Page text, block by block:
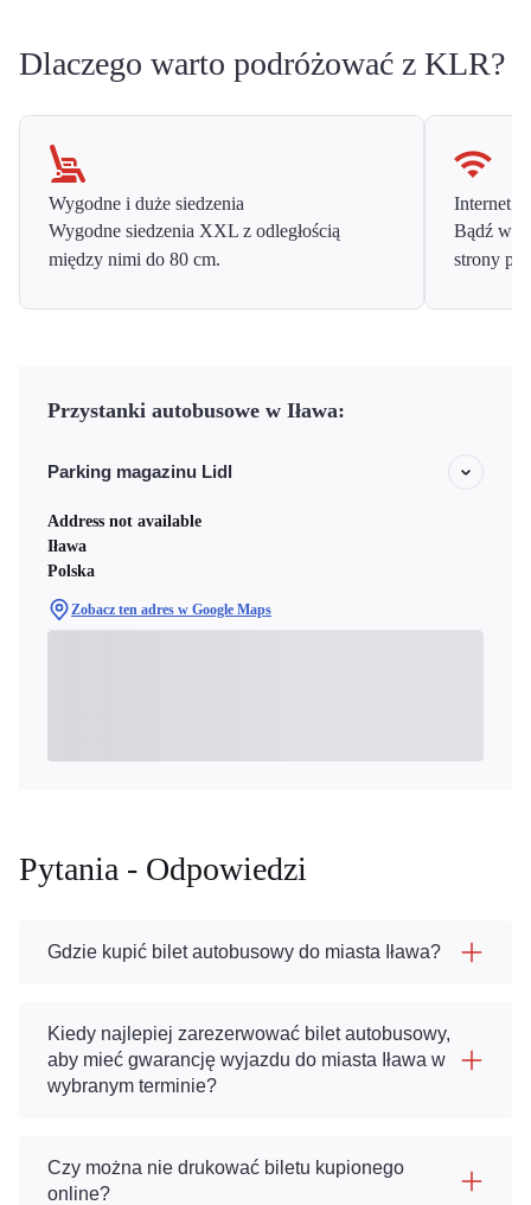
Dlaczego warto podróżować z KLR?
Wygodne i duże siedzenia
Wygodne siedzenia XXL z odległością
między nimi do 80 cm.
Internet
Bądź w
strony
Przystanki autobusowe w Iława:
Parking magazinu Lidl
Address not available
Iława
Polska
Zobacz ten adres w Google Maps
Pytania - Odpowiedzi
Gdzie kupić bilet autobusowy do miasta Iława?
Kiedy najlepiej zarezerwować bilet autobusowy,
aby mieć gwarancję wyjazdu do miasta Iława w
wybranym terminie?
Czy można nie drukować biletu kupionego
online?